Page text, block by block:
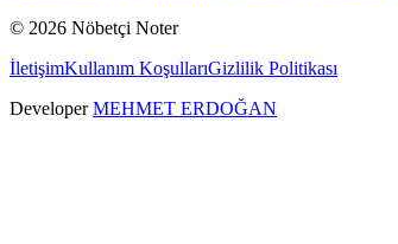
© 2026 Nöbetçi Noter
İletişimKullanım KoşullarıGizlilik Politikası
DeveloperMEHMET ERDOĞAN